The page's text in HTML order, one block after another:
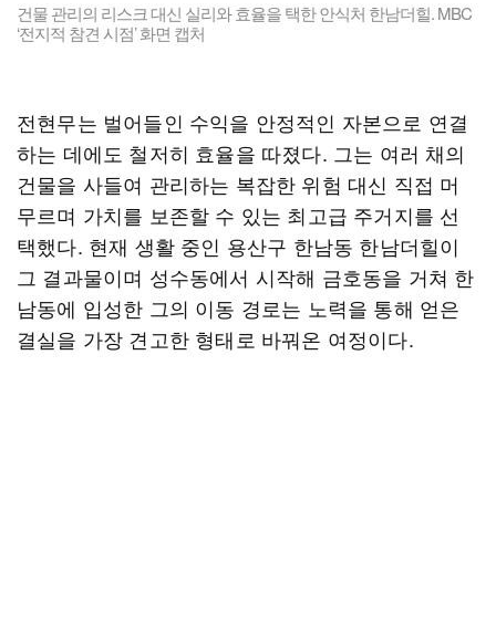
건물 관리의 리스크 대신 실리와 효율을 택한 안식처 한남더힐. MBC
‘전지적 참견 시점’ 화면 캡처
전현무는 벌어들인 수익을 안정적인 자본으로 연결
하는 데에도 철저히 효율을 따졌다. 그는 여러 채의
건물을 사들여 관리하는 복잡한 위험 대신 직접 머
무르며 가치를 보존할 수 있는 최고급 주거지를 선
택했다. 현재 생활 중인 용산구 한남동 한남더힐이
그 결과물이며 성수동에서 시작해 금호동을 거쳐 한
남동에 입성한 그의 이동 경로는 노력을 통해 얻은
결실을 가장 견고한 형태로 바꿔온 여정이다.